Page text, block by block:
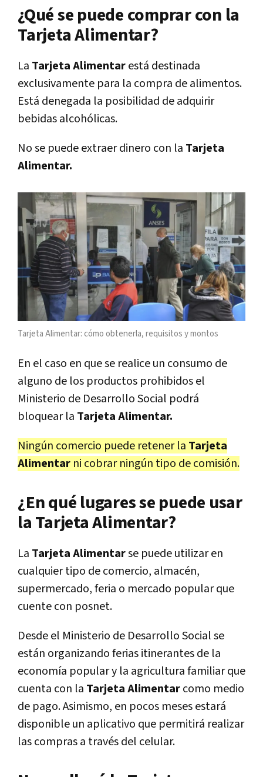
¿Qué se puede comprar con la
Tarjeta Alimentar?
La Tarjeta Alimentarestá destinada
exclusivamente para la compra de alimentos.
Está denegada la posibilidad de adquirir
bebidas alcohólicas.
No se puede extraer dinero con la Tarjeta
Alimentar.
Tarjeta Alimentar: cómo obtenerla, requisitos y montos
En el caso en que se realice un consumo de
alguno de los productos prohibidos el
Ministerio de Desarrollo Social podrá
bloquear la Tarjeta Alimentar.
Ningún comercio puede retener la Tarjeta
Alimentar ni cobrar ningún tipo de comisión.
¿En qué lugares se puede usar
la Tarjeta Alimentar?
La Tarjeta Alimentarse puede utilizar en
cualquier tipo de comercio, almacén,
supermercado, feria o mercado popular que
cuente con posnet.
Desde el Ministerio de Desarrollo Social se
están organizando ferias itinerantes de la
economía popular y la agricultura familiar que
cuenta con la Tarjeta Alimentarcomo medio
de pago. Asimismo, en pocos meses estará
disponible un aplicativo que permitirá realizar
las compras a través del celular.